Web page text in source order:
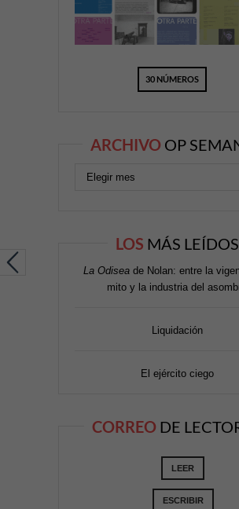
30 NÚMEROS
ARCHIVO OP
LOS MÁS LEÍDOS
La Odisea de Nolan: entre la
mito y la industria del
Liquidación
El ejército ciego
CORREO DE
LEER
ESCRIBIR